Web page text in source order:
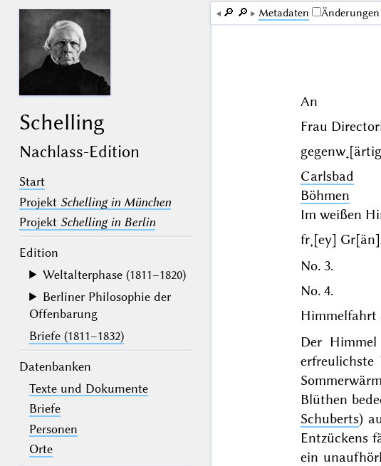
Schelling
Nachlass-Edition
Start
Projekt Schelling in München
Projekt Schelling in Berlin
Edition
Weltalterphase (1811–1820)
Berliner Philosophie der
Offenbarung
Briefe (1811–1832)
Datenbanken
Texte und Dokumente
Briefe
Personen
Orte
🔎︎ 🔎︎ Me­ta­da­ten Änderungen
An
Frau
Carlsbad
Böhmen
Im weißen
fr˖[ey]
No. 3.
No. 4.
Himmelfahrt
Der
Blüthen
Schuberts)
Entzückens
ein